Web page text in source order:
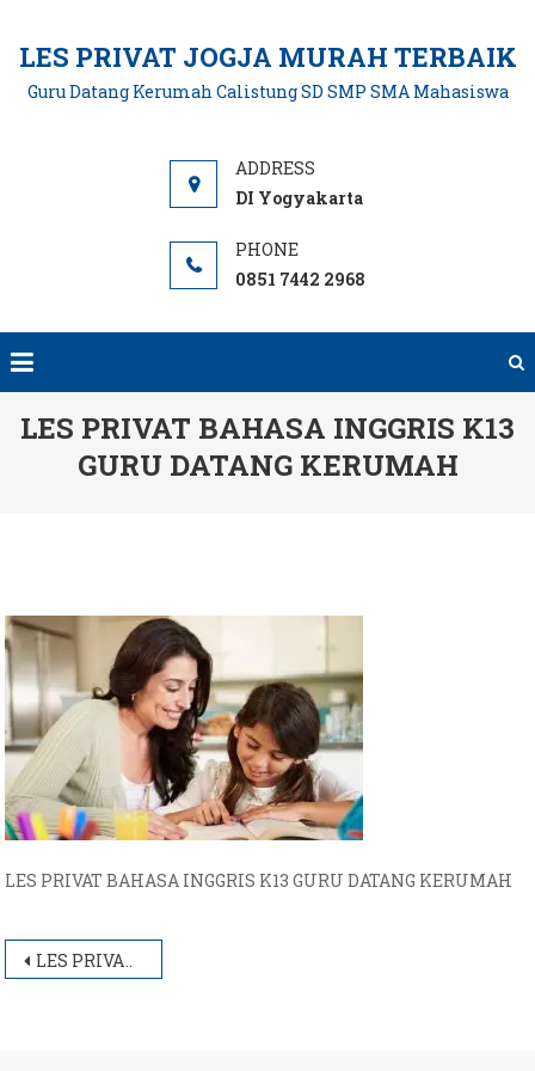
content
LES PRIVAT JOGJA MURAH TERBAIK
Guru Datang Kerumah Calistung SD SMP SMA Mahasiswa
DI Yogyakarta
0851 7442 2968
LES PRIVAT BAHASA INGGRIS K13
GURU DATANG KERUMAH
LES PRIVAT BAHASA INGGRIS K13 GURU DATANG KERUMAH
Post
LES PRIVAT BAHASA INGGRIS K13 GURU DATANG KERUMAH